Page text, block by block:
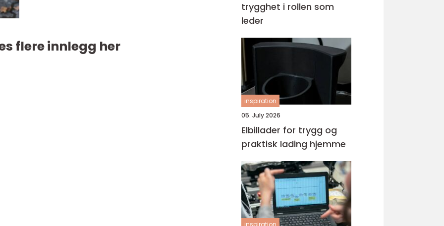
flere innlegg her
trygghet i rollen som
leder
inspiration
05. July 2026
Elbillader for trygg og
praktisk lading hjemme
inspiration